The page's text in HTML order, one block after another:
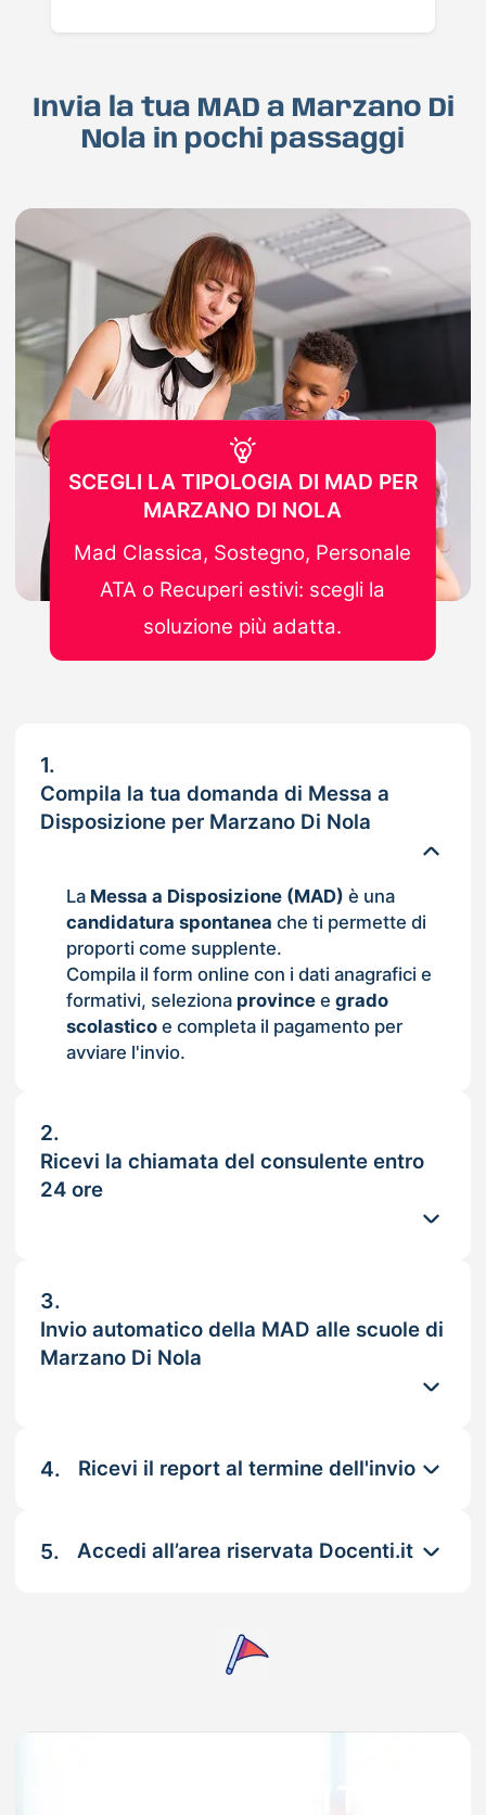
Invia la tua MAD a Marzano Di
Nola in pochi passaggi
1.
Compila la tua domanda di Messa a
Disposizione per Marzano Di Nola
La Messa a Disposizione (MAD) è una
candidatura spontanea che ti permette di
proporti come supplente.
Compila il form online con i dati anagrafici e
formativi, seleziona provincee grado
scolasticoe completa il pagamento per
avviare l'invio.
2.
Ricevi la chiamata del consulente entro
24 ore
3.
Invio automatico della MAD alle scuole di
Marzano Di Nola
4. Ricevi il report al termine dell'invio
5. Accedi all’area riservata Docenti.it
SCEGLI LA TIPOLOGIA DI MAD PER
MARZANO DI NOLA
Mad Classica, Sostegno, Personale
ATA o Recuperi estivi: scegli la
soluzione più adatta.